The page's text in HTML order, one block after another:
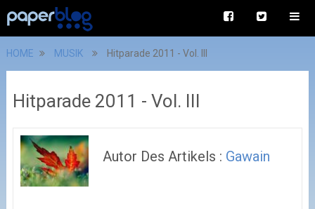
HOME MUSIK Hitparade 2011 - Vol. III
Hitparade 2011 - Vol. III
Autor Des Artikels : Gawain